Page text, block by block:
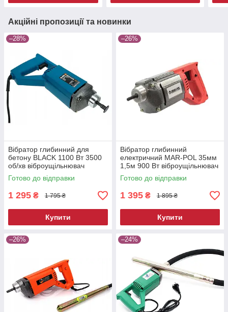
Акційні пропозиції та новинки
–28%
Вібратор глибинний для
бетону BLACK 1100 Вт 3500
об/хв віброущільнювач
вібратор для фундаменту
Готово до відправки
1 295 ₴ 1 795 ₴
Купити
–26%
Вібратор глибинний
електричний MAR-POL 35мм
1,5м 900 Вт віброущільнювач
будівельний вібратор для
бетону
Готово до відправки
1 395 ₴ 1 895 ₴
Купити
–26% –24%